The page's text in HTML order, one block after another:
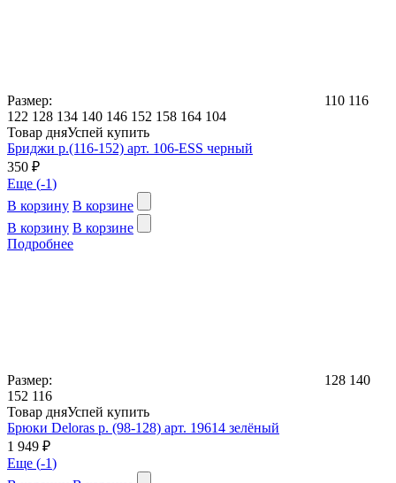
Размер: 110 116
122 128 134 140 146 152 158 164 104
Товар дняУспей купить
Бриджи р.(116-152) арт. 106-ESS черный
350 ₽
Еще (-1)
В корзину В корзине
В корзину В корзине
Подробнее
Размер: 128 140
152 116
Товар дняУспей купить
Брюки Deloras р. (98-128) арт. 19614 зелёный
1 949 ₽
Еще (-1)